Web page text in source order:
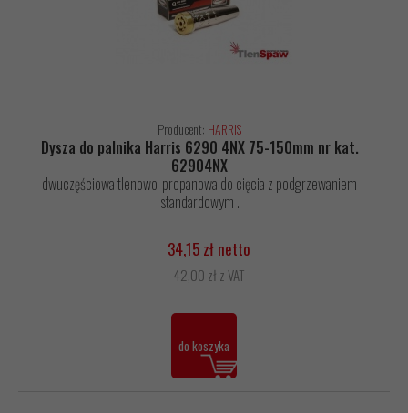
Producent: HARRIS
Dysza do palnika Harris 6290 4NX 75-150mm nr kat.
62904NX
dwuczęściowa tlenowo-propanowa do cięcia z podgrzewaniem
standardowym .
34,15 zł netto
42,00 zł z VAT
do koszyka